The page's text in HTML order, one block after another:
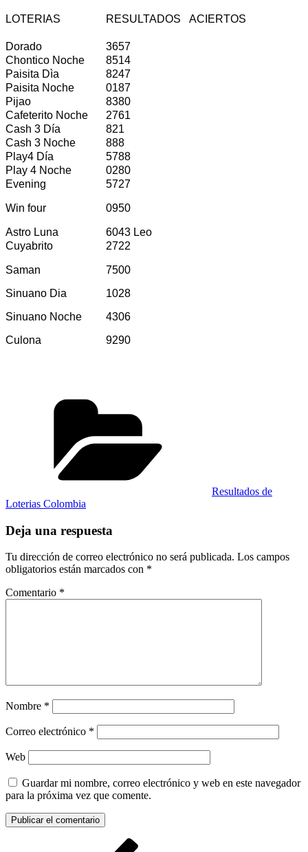
LOTERIAS RESULTADOS ACIERTOS
Dorado
3657
Chontico Noche
8514
Paisita Dìa
8247
Paisita Noche
0187
Pijao
8380
Cafeterito Noche
2761
Cash 3 Día
821
Cash 3 Noche
888
Play4 Día
5788
Play 4 Noche
0280
Evening
5727
Win four 0950
Astro Luna
6043 Leo
Cuyabrito
2722
Saman
Sinuano Dia
Sinuano Noche
Culona
7500
1028
4306
9290
Resultados de
Loterias Colombia
Deja una respuesta
Tu dirección de correo electrónico no será publicada. Los campos
obligatorios están marcados con *
Comentario *
Nombre *
Correo electrónico *
Web
Guardar mi nombre, correo electrónico y web en este navegador
para la próxima vez que comente.